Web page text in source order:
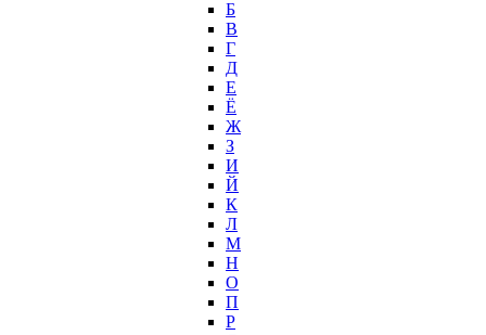
Б
В
Г
Д
Е
Ё
Ж
З
И
Й
К
Л
М
Н
О
П
Р